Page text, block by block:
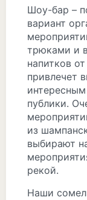
Шоу-бар –
вариант
трюками и
напитков
привлечет
публики.
из
выбирают
рекой.
Наши